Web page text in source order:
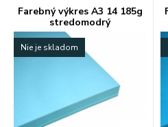
Farebný výkres A3 14 185g
stredomodrý
Nie je skladom